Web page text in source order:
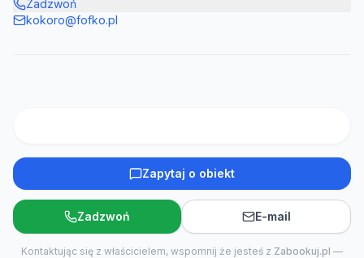
Zadzwoń
kokoro@fofko.pl
Zapytaj o obiekt
Zadzwoń E-mail
Kontaktując się z właścicielem, wspomnij że jesteś z Zabookuj.pl —